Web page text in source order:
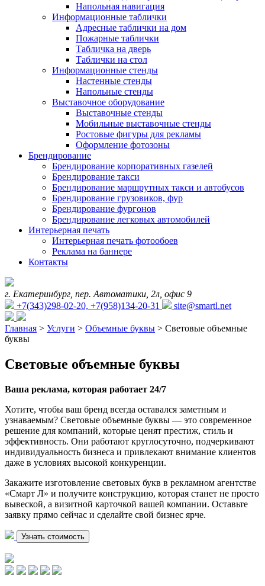
Напольная навигация
Информационные таблички
Адресные таблички на дом
Пожарные таблички
Табличка на дверь
Таблички на стол
Информационные стенды
Настенные стенды
Напольные стенды
Выставочное оборудование
Выставочные стенды
Мобильные выставочные стенды
Ростовые фигуры для рекламы
Оформление фотозоны
Брендирование
Брендирование корпоративных газелей
Брендирование такси
Брендирование маршрутных такси и автобусов
Брендирование грузовиков, фур
Брендирование фургонов
Брендирование легковых автомобилей
Интерьерная печать
Интерьерная печать фотообоев
Реклама на баннере
Контакты
г. Екатеринбург, пер. Автоматики, 2л, офис 9
+7(343)298-02-20, +7(958)134-20-31
site@smartl.net
Главная > Услуги > Объемные буквы > Световые объемные
буквы
Световые объемные буквы
Ваша реклама, которая работает 24/7
Хотите, чтобы ваш бренд всегда оставался заметным и
узнаваемым? Световые объемные буквы — это современное
решение для компаний, которые ценят престиж, стиль и
эффективность. Они работают круглосуточно, подчеркивают
индивидуальность бизнеса и привлекают внимание клиентов
даже в условиях высокой конкуренции.
Закажите изготовление световых букв в рекламном агентстве
«Смарт Л» и получите конструкцию, которая станет не просто
вывеской, а визитной карточкой вашей компании. Оставьте
заявку прямо сейчас и сделайте свой бизнес ярче.
Узнать стоимость